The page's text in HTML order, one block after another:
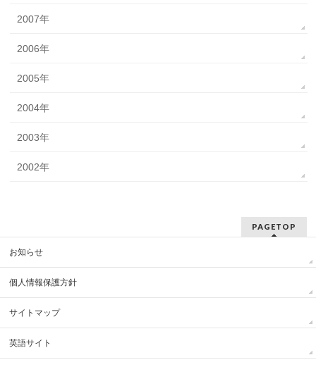
2007年
2006年
2005年
2004年
2003年
2002年
PAGETOP
お知らせ
個人情報保護方針
サイトマップ
英語サイト